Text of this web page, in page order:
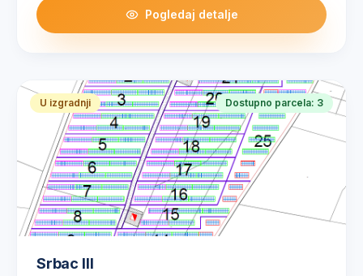
Pogledaj detalje
U izgradnji Dostupno parcela: 3
Srbac III